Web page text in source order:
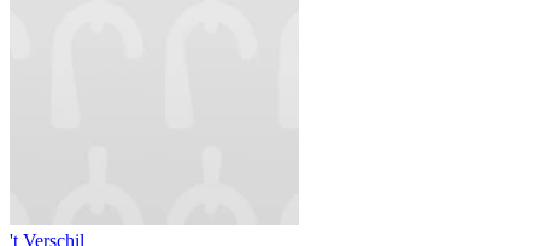
't Verschil